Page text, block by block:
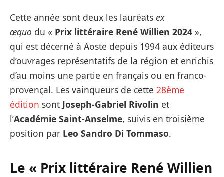
Cette année sont deux les lauréats ex
æquo du « Prix littéraire René Willien 2024 »,
qui est décerné à Aoste depuis 1994 aux éditeurs
d’ouvrages représentatifs de la région et enrichis
d’au moins une partie en français ou en franco-
provençal. Les vainqueurs de cette 28ème
édition sont Joseph-Gabriel Rivolin et
l’Académie Saint-Anselme, suivis en troisième
position par Leo Sandro Di Tommaso.
Le « Prix littéraire René Willien